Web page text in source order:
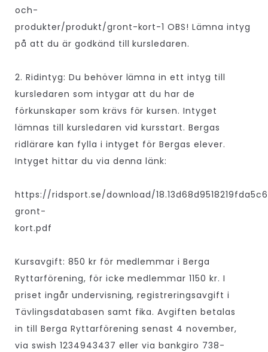
och-
produkter/produkt/gront-kort-1 OBS! Lämna intyg
på att du är godkänd till kursledaren.
2. Ridintyg: Du behöver lämna in ett intyg till
kursledaren som intygar att du har de
förkunskaper som krävs för kursen. Intyget
lämnas till kursledaren vid kursstart. Bergas
ridlärare kan fylla i intyget för Bergas elever.
Intyget hittar du via denna länk:
https://ridsport.se/download/
gront-
kort.pdf
Kursavgift: 850 kr för medlemmar i Berga
Ryttarförening, för icke medlemmar 1150 kr. I
priset ingår undervisning, registreringsavgift i
Tävlingsdatabasen samt fika. Avgiften betalas
in till Berga Ryttarförening senast 4 november,
via swish 1234943437 eller via bankgiro 738-